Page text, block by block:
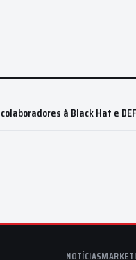
à Black Hat e
NOTÍCIAS